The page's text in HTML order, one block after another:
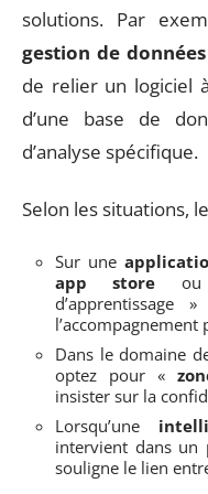
solutions. Par
gestion de données
de relier un logiciel
d’une base de
d’analyse spécifique.
Selon les situations,
Sur une
app store
d’apprentissage
l’accompagnement
Dans le domaine
optez pour «
insister sur la
Lorsqu’une
intervient dans un
souligne le lien